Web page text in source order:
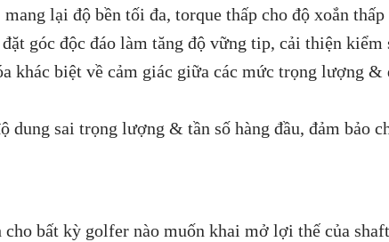
mang lại độ bền tối đa, torque thấp cho độ xoắn
góc độc đáo làm tăng độ vững tip, cải thiện
khác biệt về cảm giác giữa các mức trọng lượng
dung sai trọng lượng & tần số hàng đầu, đảm bảo
bất kỳ golfer nào muốn khai mở lợi thế của